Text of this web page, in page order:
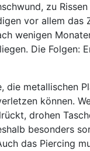
zu
vor allem das
wenigen
Die Folgen:
die metallischen
können.
drohen
besonders
das Piercing